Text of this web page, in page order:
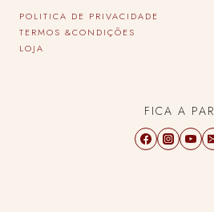
POLITICA DE PRIVACIDADE
TERMOS &CONDIÇÕES
LOJA
FICA A PAR